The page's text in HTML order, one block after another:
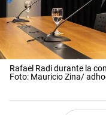
Rafael Radi durante la
Foto: Mauricio Zina/